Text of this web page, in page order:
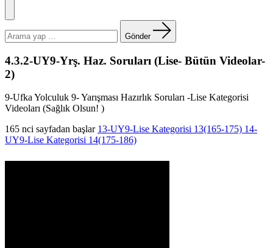
Menü
yapın:
Gönder
4.3.2-UY9-Yrş. Haz. Soruları (Lise- Bütün Videolar-
2)
9-Ufka Yolculuk 9- Yarışması Hazırlık Soruları -Lise Kategorisi
Videoları (Sağlık Olsun! )
165 nci sayfadan başlar 13-UY9-Lise Kategorisi 13(165-175) 14-
UY9-Lise Kategorisi 14(175-186)